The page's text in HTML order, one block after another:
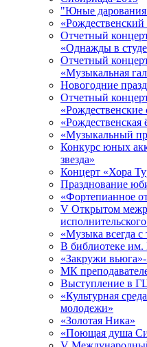
"Юные дарования
«Рождественский
Отчетный
«Однажды в
Отчетный
«Музыкальная
Новогодние
Отчетный
«Рождественские
«Рождественская
«Музыкальный
Конкурс юных
звезда»
Концерт «Хора
Празднование
«Фортепианное
V Открытом
«Музыка всегда с
В библиотеке
«Закружи
МК
Выступление в
«Культурная
молодежи»
«Золотая Ника»
«Поющая душа